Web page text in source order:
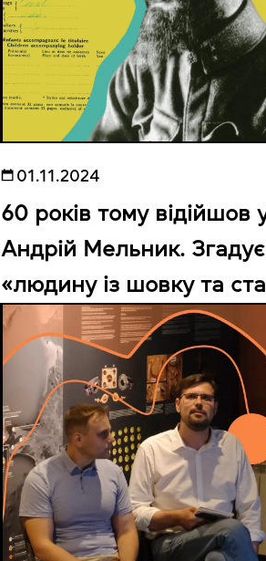
01.11.2024
60 років тому відійшов
Андрій Мельник.
«людину із шовку та